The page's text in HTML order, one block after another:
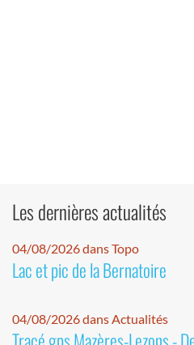
Les dernières actualités
04/08/2026 dans Topo
Lac et pic de la Bernatoire
04/08/2026 dans Actualités